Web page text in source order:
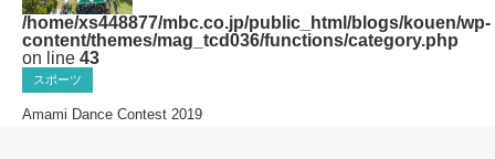
/home/xs448877/mbc.co.jp/public_html/blogs/kouen/wp-
content/themes/mag_tcd036/functions/category.php
on line 43
スポーツ
Amami Dance Contest 2019